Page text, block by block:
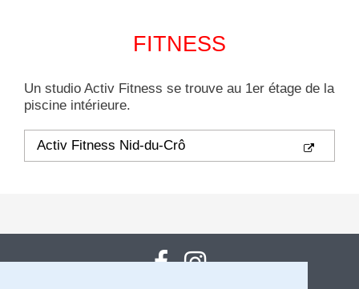
FITNESS
Un studio Activ Fitness se trouve au 1er étage de la
piscine intérieure.
Activ Fitness Nid-du-Crô